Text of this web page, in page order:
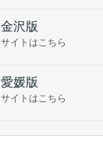
金沢版
サイトはこちら
愛媛版
サイトはこちら